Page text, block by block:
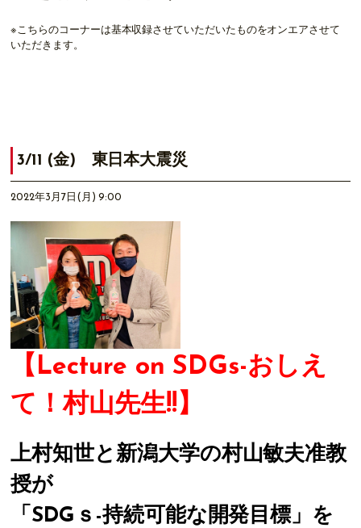
※こちらのコーナーは基本収録させていただいたものをオンエアさせて
いただきます。
3/11 (金) 東日本大震災
2022年3月7日(月) 9:00
【Lecture on SDGs-おしえ
て！村山先生!!】
上村知世と新潟大学の村山敏夫准教
授が
「SDGｓ-持続可能な開発目標」を